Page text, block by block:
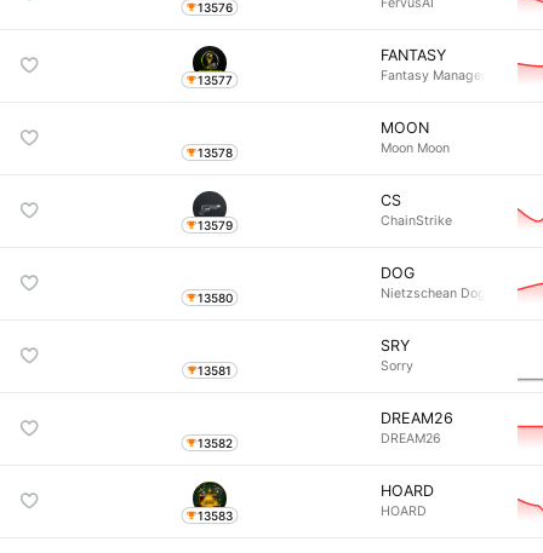
13576 FervusAI
13577
FANTASY
Fantasy Manager
13578
MOON
Moon Moon
13579 ChainStrike
13580
DOG
Nietzschean Dog
13581
SRY
Sorry
13582
DREAM26
DREAM26
13583
HOARD
HOARD